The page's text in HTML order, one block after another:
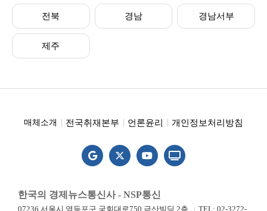
전북 경남 경남서부
제주
매체소개 전국취재본부 언론윤리 개인정보처리방침
한국의 경제뉴스통신사 - NSP통신
07236 서울시 영등포구 국회대로750 금산빌딩 2층 TEL: 02-3272-